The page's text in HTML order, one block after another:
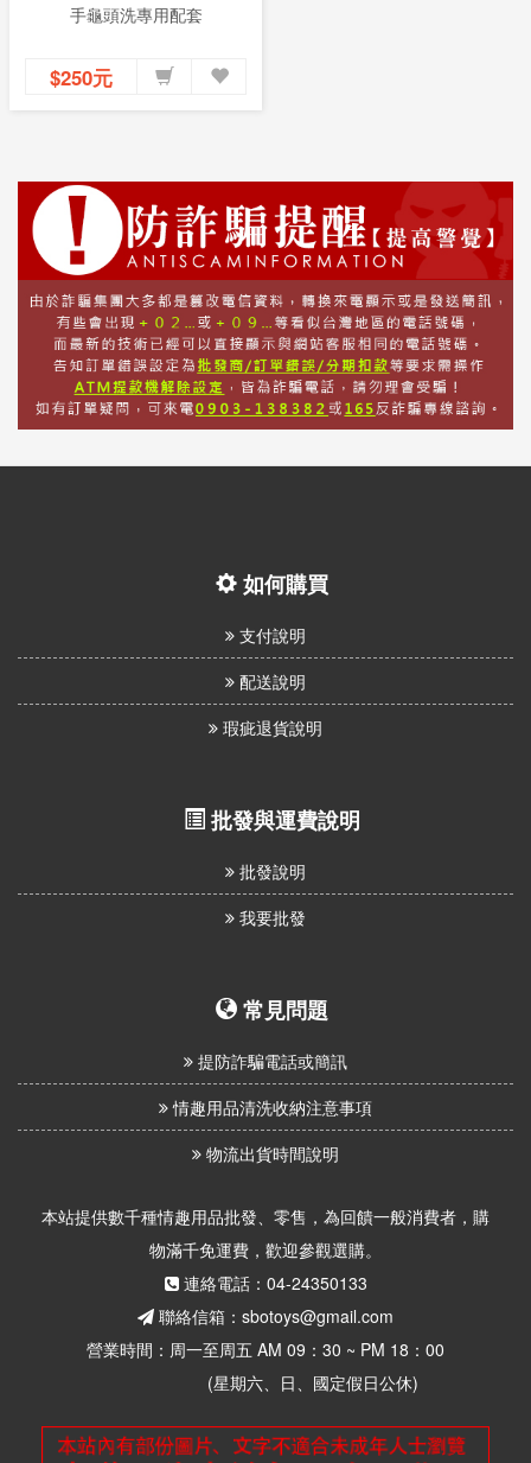
手龜頭洗專用配套
$250元
如何購買
支付說明
配送說明
瑕疵退貨說明
批發與運費說明
批發說明
我要批發
常見問題
提防詐騙電話或簡訊
情趣用品清洗收納注意事項
物流出貨時間說明
本站提供數千種情趣用品批發、零售，為回饋一般消費者，購
物滿千免運費，歡迎參觀選購。
連絡電話：04-24350133
聯絡信箱：sbotoys@gmail.com
營業時間：周一至周五 AM 09：30 ~ PM 18：00
(星期六、日、國定假日公休)